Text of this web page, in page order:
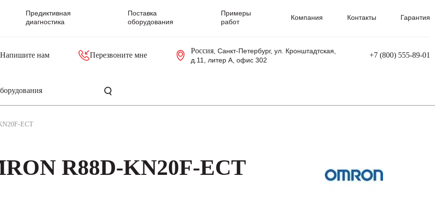
Предиктивная
диагностика
Поставка
оборудования
Примеры
работ
Компания Контакты Гарантия
Напишите нам Перезвоните мне
Россия, Санкт-Петербург, ул. Кронштадтская,
д.11, литер А, офис 302
+7 (800) 555-89-01
ECT
R88D-KN20F-ECT